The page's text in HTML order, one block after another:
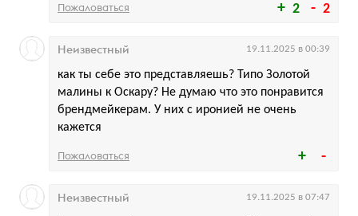
2 2
Пожаловаться
как ты себе это представляешь? Типо Золотой
малины к Оскару? Не думаю что это понравится
брендмейкерам. У них с иронией не очень
кажется
Неизвестный 19.11.2025 в 00:39
Пожаловаться
Неизвестный 19.11.2025 в 07:47